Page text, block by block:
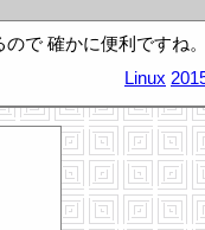
で 確かに便利ですね
Linux